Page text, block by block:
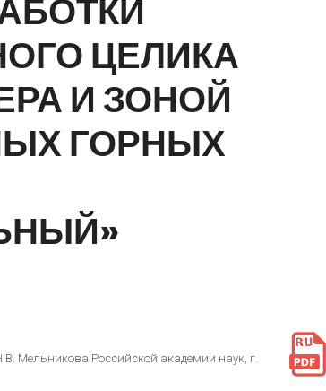
ЦЕЛИКА
И ЗОНОЙ
ГОРНЫХ
Мельникова Российской академии наук, г.